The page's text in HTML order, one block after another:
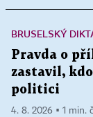
BRUSELSKÝ
Pravda o
zastavil,
politici
4. 8. 2026 ▪ 1 min.